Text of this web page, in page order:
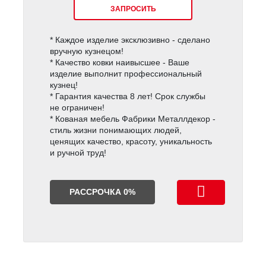
ЗАПРОСИТЬ
* Каждое изделие эксклюзивно - сделано
вручную кузнецом!
* Качество ковки наивысшее - Ваше
изделие выполнит профессиональный
кузнец!
* Гарантия качества 8 лет! Срок службы
не ограничен!
* Кованая мебель Фабрики Металлдекор -
стиль жизни понимающих людей,
ценящих качество, красоту, уникальность
и ручной труд!
РАССРОЧКА 0%